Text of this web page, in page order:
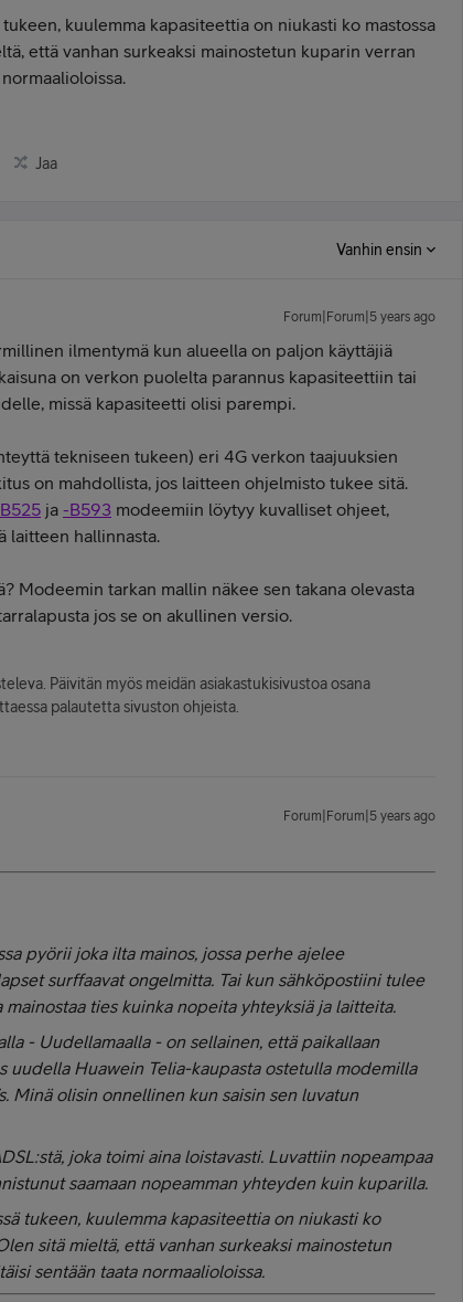
kuulemma kapasiteettia on niukasti ko mastossa
että vanhan surkeaksi mainostetun kuparin verran
Jaa
Vanhin ensin
Forum|Forum|5 years ago
ilmentymä kun alueella on paljon käyttäjiä
on verkon puolelta parannus kapasiteettiin tai
missä kapasiteetti olisi parempi.
tekniseen tukeen) eri 4G verkon taajuuksien
on mahdollista, jos laitteen ohjelmisto tukee sitä.
ja -B593 modeemiin löytyy kuvalliset ohjeet,
laitteen hallinnasta.
Modeemin tarkan mallin näkee sen takana olevasta
jos se on akullinen versio.
Päivitän myös meidän asiakastukisivustoa osana
palautetta sivuston ohjeista.
Forum|Forum|5 years ago
pyörii joka ilta mainos, jossa perhe ajelee
surffaavat ongelmitta. Tai kun sähköpostiini tulee
mainostaa ties kuinka nopeita yhteyksiä ja laitteita.
- Uudellamaalla - on sellainen, että paikallaan
uudella Huawein Telia-kaupasta ostetulla modemilla
Minä olisin onnellinen kun saisin sen luvatun
joka toimi aina loistavasti. Luvattiin nopeampaa
saamaan nopeamman yhteyden kuin kuparilla.
tukeen, kuulemma kapasiteettia on niukasti ko
sitä mieltä, että vanhan surkeaksi mainostetun
sentään taata normaalioloissa.